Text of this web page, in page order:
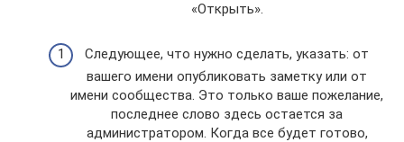
«Открыть».
Следующее, что нужно сделать, указать: от
вашего имени опубликовать заметку или от
имени сообщества. Это только ваше пожелание,
последнее слово здесь остается за
администратором. Когда все будет готово,